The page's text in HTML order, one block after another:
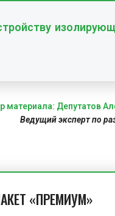
материала: Депутатов
Ведущий эксперт по
«ПРЕМИУМ»